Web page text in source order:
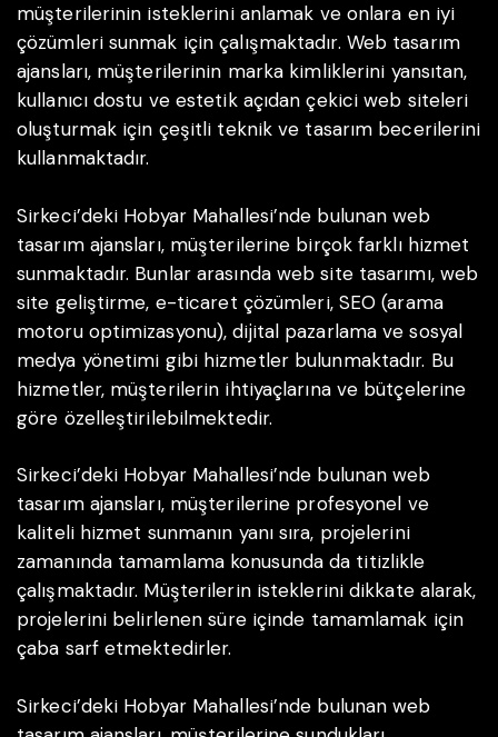
müşterilerinin isteklerini anlamak ve onlara en iyi
çözümleri sunmak için çalışmaktadır. Web tasarım
ajansları, müşterilerinin marka kimliklerini yansıtan,
kullanıcı dostu ve estetik açıdan çekici web siteleri
oluşturmak için çeşitli teknik ve tasarım becerilerini
kullanmaktadır.
Sirkeci’deki Hobyar Mahallesi’nde bulunan web
tasarım ajansları, müşterilerine birçok farklı hizmet
sunmaktadır. Bunlar arasında web site tasarımı, web
site geliştirme, e-ticaret çözümleri, SEO (arama
motoru optimizasyonu), dijital pazarlama ve sosyal
medya yönetimi gibi hizmetler bulunmaktadır. Bu
hizmetler, müşterilerin ihtiyaçlarına ve bütçelerine
göre özelleştirilebilmektedir.
Sirkeci’deki Hobyar Mahallesi’nde bulunan web
tasarım ajansları, müşterilerine profesyonel ve
kaliteli hizmet sunmanın yanı sıra, projelerini
zamanında tamamlama konusunda da titizlikle
çalışmaktadır. Müşterilerin isteklerini dikkate alarak,
projelerini belirlenen süre içinde tamamlamak için
çaba sarf etmektedirler.
Sirkeci’deki Hobyar Mahallesi’nde bulunan web